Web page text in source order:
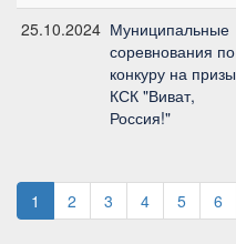
25.10.2024 Муниципальные
соревнования по
конкуру на призы
КСК "Виват,
Россия!"
1 2 3 4 5 6